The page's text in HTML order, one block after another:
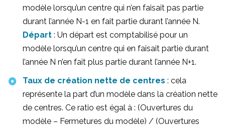
modèle lorsqu’un centre qui n’en faisait pas partie
durant l’année N-1 en fait partie durant l’année N.
Départ : Un départ est comptabilisé pour un
modèle lorsqu’un centre qui en faisait partie durant
l’année N n’en fait plus partie durant l’année N+1.
Taux de création nette de centres : cela
représente la part d’un modèle dans la création nette
de centres. Ce ratio est égal à : (Ouvertures du
modèle – Fermetures du modèle) / (Ouvertures